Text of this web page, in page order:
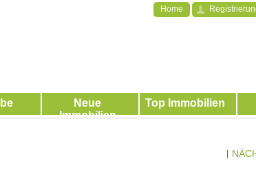
Home
Neue
Immobilien
Top Immobilien